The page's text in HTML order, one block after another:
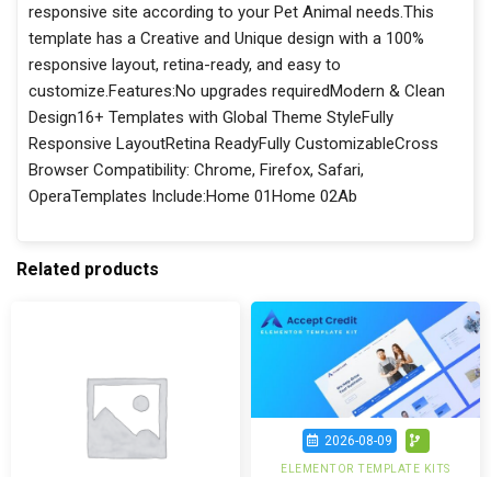
responsive site according to your Pet Animal needs.This
template has a Creative and Unique design with a 100%
responsive layout, retina-ready, and easy to
customize.Features:No upgrades requiredModern & Clean
Design16+ Templates with Global Theme StyleFully
Responsive LayoutRetina ReadyFully CustomizableCross
Browser Compatibility: Chrome, Firefox, Safari,
OperaTemplates Include:Home 01Home 02Ab
Related products
2026-08-09
ELEMENTOR TEMPLATE KITS